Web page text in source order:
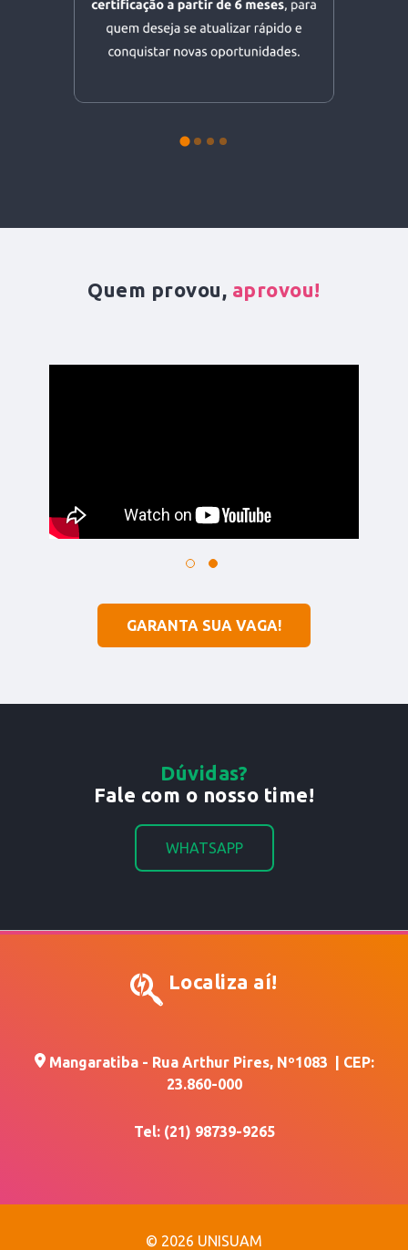
Quem provou, aprovou!
GARANTA SUA VAGA!
Dúvidas?
Fale com o nosso time!
WHATSAPP
Localiza aí!
Mangaratiba - Rua Arthur Pires, Nº1083 | CEP:
23.860-000
Tel: (21) 98739-9265
© 2026 UNISUAM